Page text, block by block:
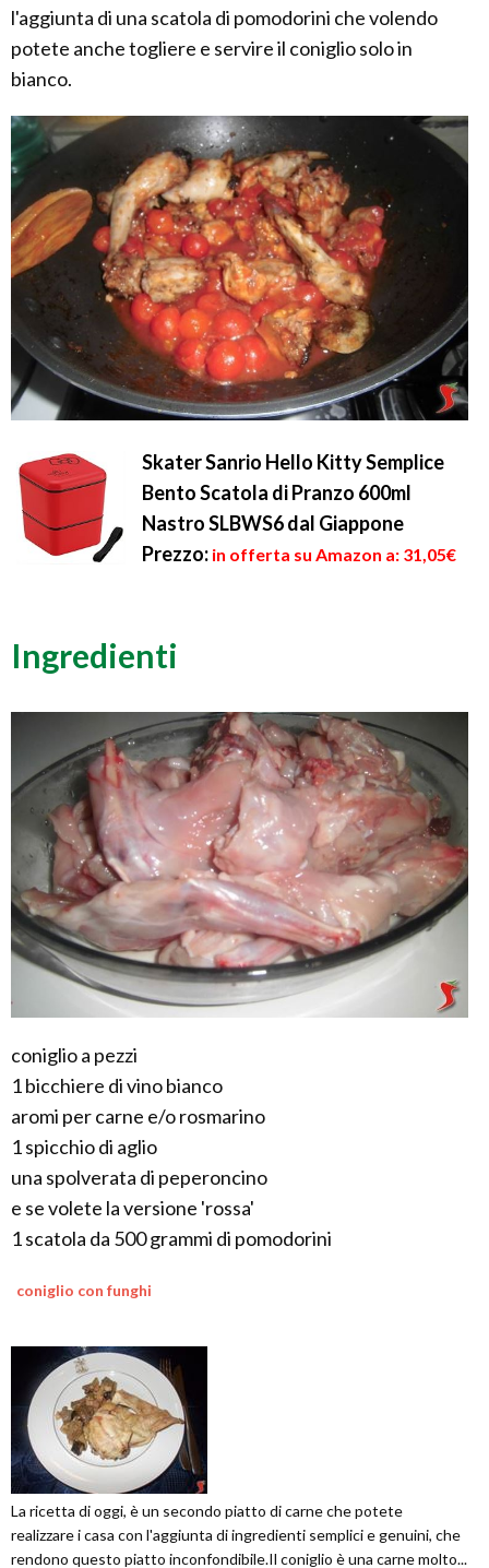
l'aggiunta di una scatola di pomodorini che volendo
potete anche togliere e servire il coniglio solo in
bianco.
Skater Sanrio Hello Kitty Semplice
Bento Scatola di Pranzo 600ml
Nastro SLBWS6 dal Giappone
Prezzo: in offerta su Amazon a: 31,05€
Ingredienti
coniglio a pezzi
1 bicchiere di vino bianco
aromi per carne e/o rosmarino
1 spicchio di aglio
una spolverata di peperoncino
e se volete la versione 'rossa'
1 scatola da 500 grammi di pomodorini
coniglio con funghi
La ricetta di oggi, è un secondo piatto di carne che potete
realizzare i casa con l'aggiunta di ingredienti semplici e genuini, che
rendono questo piatto inconfondibile.Il coniglio è una carne molto...